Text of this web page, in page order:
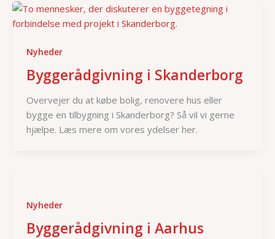
Nyheder
Byggerådgivning i Skanderborg
Overvejer du at købe bolig, renovere hus eller
bygge en tilbygning i Skanderborg? Så vil vi gerne
hjælpe. Læs mere om vores ydelser her.
Nyheder
Byggerådgivning i Aarhus